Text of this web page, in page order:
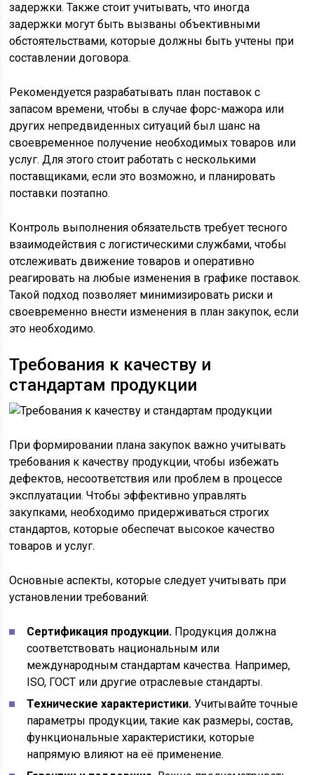
задержки. Также стоит учитывать, что иногда
задержки могут быть вызваны объективными
обстоятельствами, которые должны быть учтены при
составлении договора.
Рекомендуется разрабатывать план поставок с
запасом времени, чтобы в случае форс-мажора или
других непредвиденных ситуаций был шанс на
своевременное получение необходимых товаров или
услуг. Для этого стоит работать с несколькими
поставщиками, если это возможно, и планировать
поставки поэтапно.
Контроль выполнения обязательств требует тесного
взаимодействия с логистическими службами, чтобы
отслеживать движение товаров и оперативно
реагировать на любые изменения в графике поставок.
Такой подход позволяет минимизировать риски и
своевременно внести изменения в план закупок, если
это необходимо.
Требования к качеству и
стандартам продукции
При формировании плана закупок важно учитывать
требования к качеству продукции, чтобы избежать
дефектов, несоответствия или проблем в процессе
эксплуатации. Чтобы эффективно управлять
закупками, необходимо придерживаться строгих
стандартов, которые обеспечат высокое качество
товаров и услуг.
Основные аспекты, которые следует учитывать при
установлении требований:
Сертификация продукции. Продукция должна
соответствовать национальным или
международным стандартам качества. Например,
ISO, ГОСТ или другие отраслевые стандарты.
Технические характеристики. Учитывайте точные
параметры продукции, такие как размеры, состав,
функциональные характеристики, которые
напрямую влияют на её применение.